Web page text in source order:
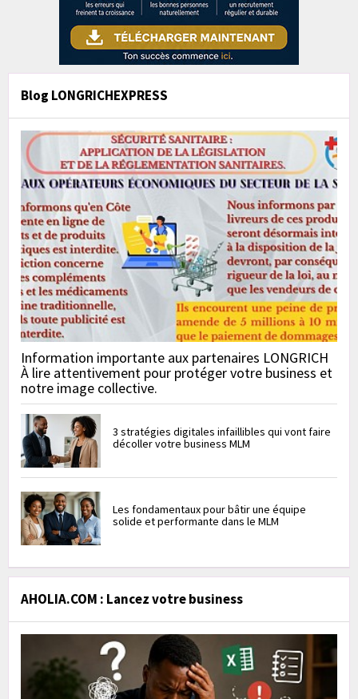
Blog LONGRICHEXPRESS
Information importante aux partenaires LONGRICH
À lire attentivement pour protéger votre business et
notre image collective.
3 stratégies digitales infaillibles qui vont faire
décoller votre business MLM
Les fondamentaux pour bâtir une équipe
solide et performante dans le MLM
AHOLIA.COM : Lancez votre business